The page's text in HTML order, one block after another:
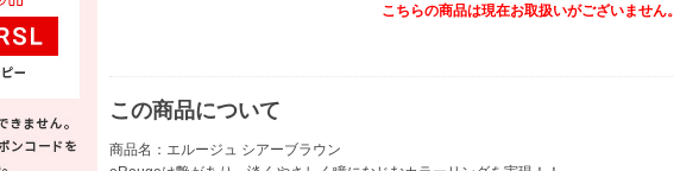
こちらの商品は現在お取扱いがございません。
この商品について
商品名：エルージュ シアーブラウン